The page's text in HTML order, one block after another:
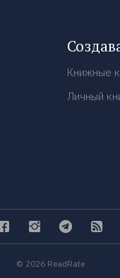
Книжные
Личный
© 2026 ReadRate